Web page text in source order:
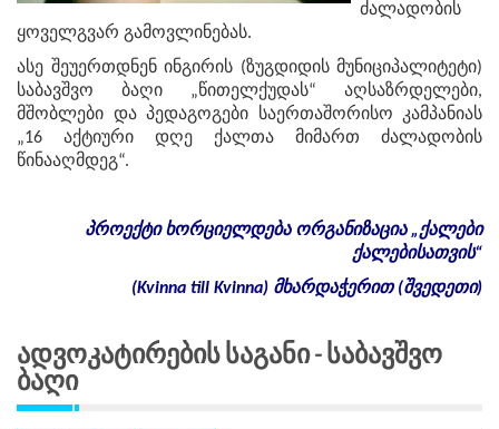
ძალადობის
ყოველგვარ გამოვლინებას.
ასე შეუერთდნენ ინგირის (ზუგდიდის მუნიციპალიტეტი)
საბავშვო ბაღი „წითელქუდას“ აღსაზრდელები,
მშობლები და პედაგოგები საერთაშორისო კამპანიას
„16 აქტიური დღე ქალთა მიმართ ძალადობის
წინააღმდეგ“.
პროექტი ხორციელდება ორგანიზაცია„ქალები
ქალებისათვის“
(Kvinna till Kvinna) მხარდაჭერით(შვედეთი)
Ადვოკატირების Საგანი - Საბავშვო
Ბაღი